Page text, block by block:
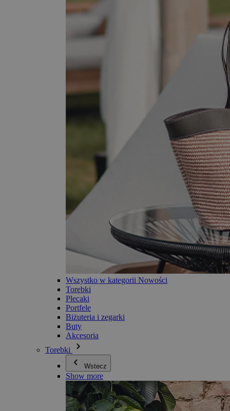
Wszystko w kategorii Nowości
Torebki
Plecaki
Portfele
Biżuteria i zegarki
Buty
Akcesoria
Torebki
Wstecz
Show more